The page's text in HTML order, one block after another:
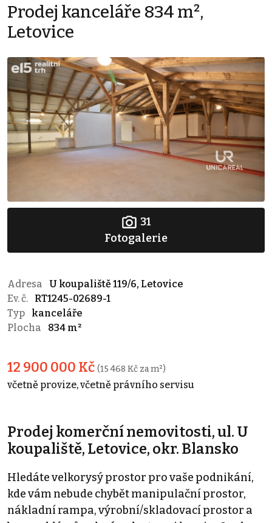
Prodej kanceláře 834 m²,
Letovice
31
Fotogalerie
Adresa
U koupaliště 119/6, Letovice
Ev. č.
RT1245-02689-1
Typ
kanceláře
Plocha
834 m²
12 900 000 Kč (15 468 Kč za m²)
včetně provize, včetně právního servisu
Prodej komerční nemovitosti, ul. U
koupaliště, Letovice, okr. Blansko
Hledáte velkorysý prostor pro vaše podnikání,
kde vám nebude chybět manipulační prostor,
nákladní rampa, výrobní/skladovací prostor a